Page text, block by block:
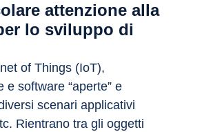
attenzione alla
lo sviluppo di
of Things (IoT),
software “aperte” e
scenari applicativi
Rientrano tra gli oggetti